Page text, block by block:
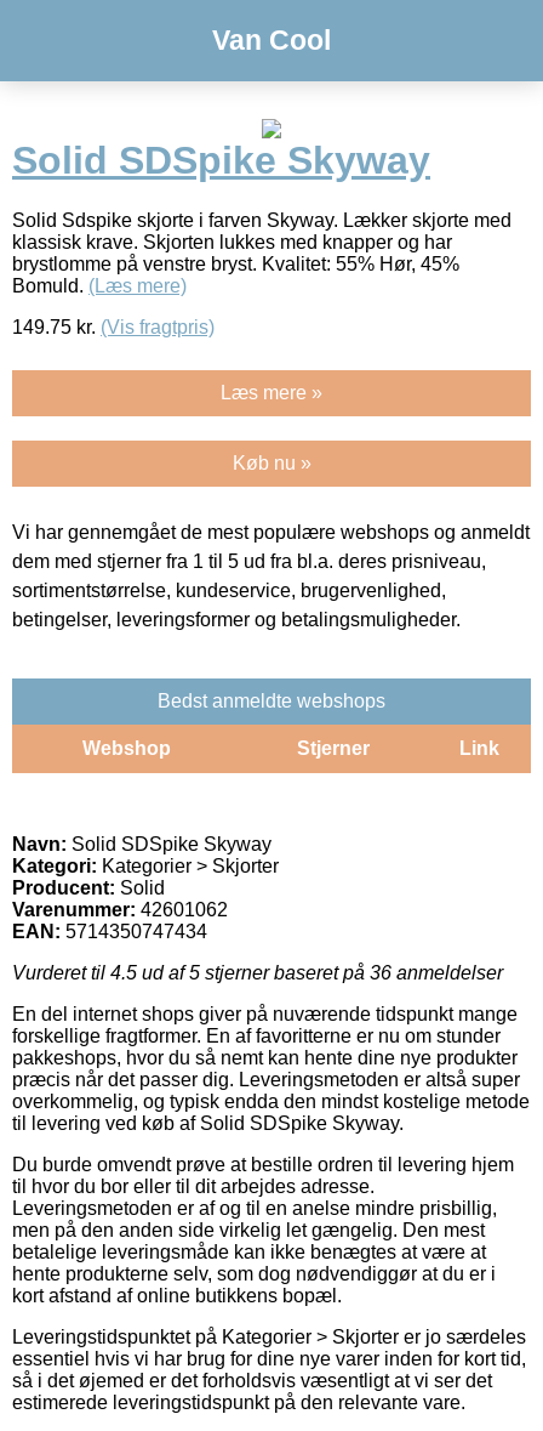
Van Cool
Solid SDSpike Skyway
Solid Sdspike skjorte i farven Skyway. Lækker skjorte med
klassisk krave. Skjorten lukkes med knapper og har
brystlomme på venstre bryst. Kvalitet: 55% Hør, 45%
Bomuld. (Læs mere)
149.75 kr. (Vis fragtpris)
Læs mere »
Køb nu »
Vi har gennemgået de mest populære webshops og anmeldt
dem med stjerner fra 1 til 5 ud fra bl.a. deres prisniveau,
sortimentstørrelse, kundeservice, brugervenlighed,
betingelser, leveringsformer og betalingsmuligheder.
Bedst anmeldte webshops
Webshop Stjerner Link
Navn: Solid SDSpike Skyway
Kategori: Kategorier > Skjorter
Producent: Solid
Varenummer: 42601062
EAN: 5714350747434
Vurderet til 4.5 ud af 5 stjerner baseret på 36 anmeldelser
En del internet shops giver på nuværende tidspunkt mange
forskellige fragtformer. En af favoritterne er nu om stunder
pakkeshops, hvor du så nemt kan hente dine nye produkter
præcis når det passer dig. Leveringsmetoden er altså super
overkommelig, og typisk endda den mindst kostelige metode
til levering ved køb af Solid SDSpike Skyway.
Du burde omvendt prøve at bestille ordren til levering hjem
til hvor du bor eller til dit arbejdes adresse.
Leveringsmetoden er af og til en anelse mindre prisbillig,
men på den anden side virkelig let gængelig. Den mest
betalelige leveringsmåde kan ikke benægtes at være at
hente produkterne selv, som dog nødvendiggør at du er i
kort afstand af online butikkens bopæl.
Leveringstidspunktet på Kategorier > Skjorter er jo særdeles
essentiel hvis vi har brug for dine nye varer inden for kort tid,
så i det øjemed er det forholdsvis væsentligt at vi ser det
estimerede leveringstidspunkt på den relevante vare.